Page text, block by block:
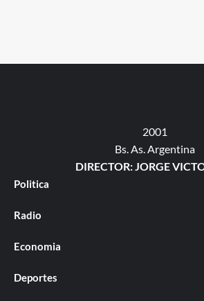
2001
Bs. As. Argentina
DIRECTOR: JORGE
Politica
Radio
Economia
Deportes